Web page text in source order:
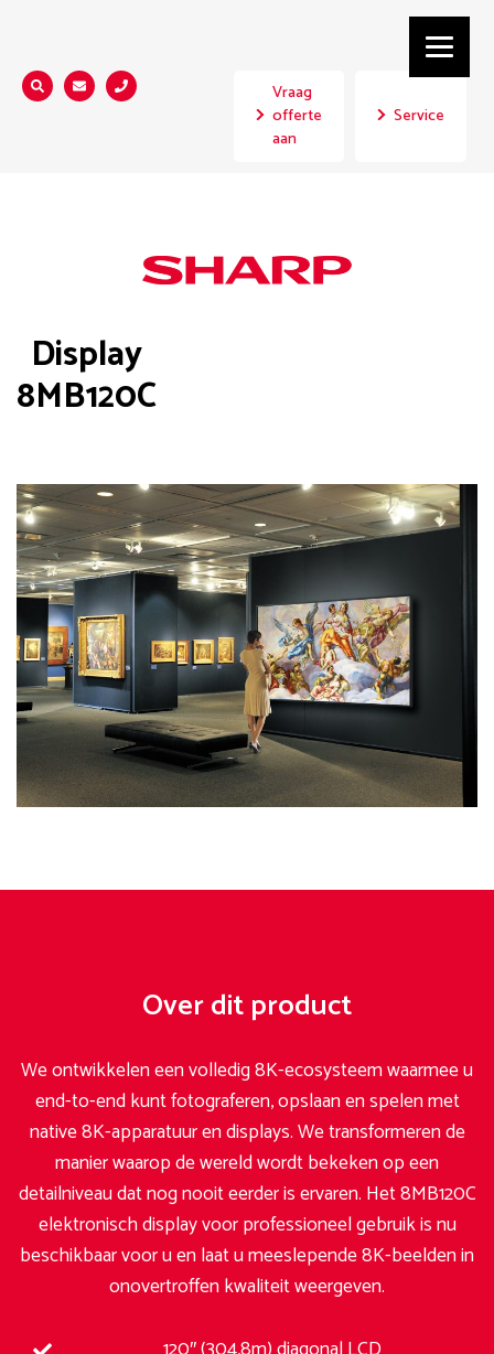
Zoeken...
Vraag
offerte
aan
Service
Display
8MB120C
Over dit product
We ontwikkelen een volledig 8K-ecosysteem waarmee u
end-to-end kunt fotograferen, opslaan en spelen met
native 8K-apparatuur en displays. We transformeren de
manier waarop de wereld wordt bekeken op een
detailniveau dat nog nooit eerder is ervaren. Het 8MB120C
elektronisch display voor professioneel gebruik is nu
beschikbaar voor u en laat u meeslepende 8K-beelden in
onovertroffen kwaliteit weergeven.